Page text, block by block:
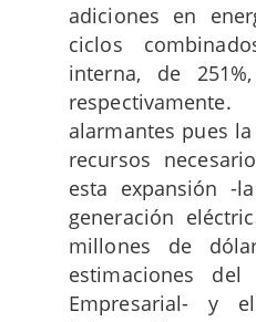
adiciones en
ciclos
interna, de
alarmantes pues
recursos
esta expansión -
generación
millones de
estimaciones del
Empresarial- y